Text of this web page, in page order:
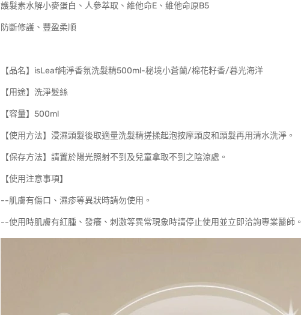
護髮素水解小麥蛋白、人參萃取、維他命E、維他命原B5
防斷修護、豐盈柔順
【品名】isLeaf純淨香氛洗髮精500ml-秘境小蒼蘭/棉花籽香/暮光海洋
【用途】洗淨髮絲
【容量】500ml
【使用方法】浸濕頭髮後取適量洗髮精搓揉起泡按摩頭皮和頭髮再用清水洗淨。
【保存方法】請置於陽光照射不到及兒童拿取不到之陰涼處。
【使用注意事項】
--肌膚有傷口、濕疹等異狀時請勿使用。
--使用時肌膚有紅腫、發癢、刺激等異常現象時請停止使用並立即洽詢專業醫師。